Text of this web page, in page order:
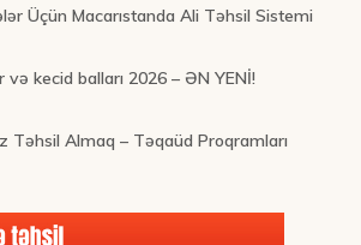
Üçün Macarıstanda Ali Təhsil Sistemi
kecid balları 2026 – ƏN YENİ!
Təhsil Almaq – Təqaüd Proqramları